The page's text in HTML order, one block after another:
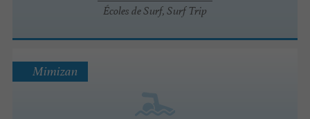
Écoles de Surf, Surf Trip
Mimizan